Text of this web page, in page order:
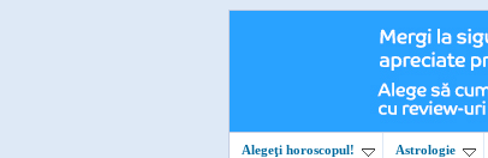
Alegeţi horoscopul! Astrologie